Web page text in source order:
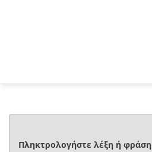
Πληκτρολογήστε λέξη ή φράση